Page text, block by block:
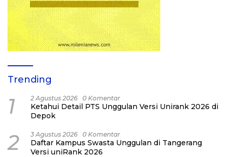
Trending
1 2 Agustus 2026 0 Komentar
Ketahui Detail PTS Unggulan Versi Unirank 2026 di
Depok
2 3 Agustus 2026 0 Komentar
Daftar Kampus Swasta Unggulan di Tangerang
Versi uniRank 2026